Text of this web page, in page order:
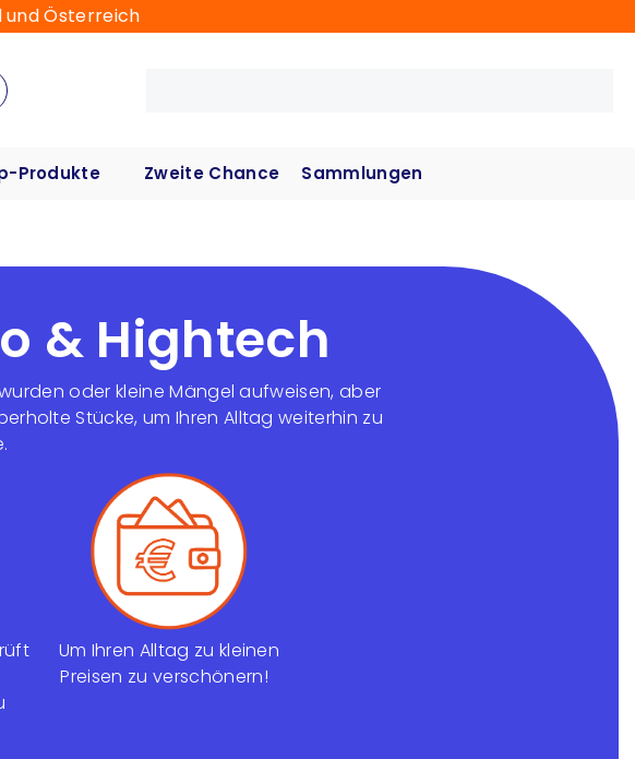
Österreich
Produkte Zweite Chance Sammlungen
& Hightech
oder kleine Mängel aufweisen, aber
Stücke, um Ihren Alltag weiterhin zu
Um Ihren Alltag zu kleinen
Preisen zu verschönern!